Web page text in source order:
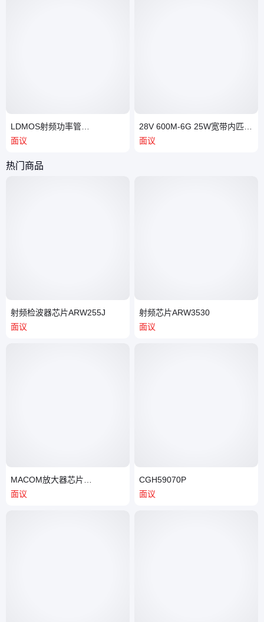
LDMOS射频功率管
HTN8G27S010P
面议
28V 600M-6G 25W宽带内匹配
射频功率管 UM0660-25M
面议
热门商品
射频检波器芯片ARW255J
面议
MACOM放大器芯片
CG2H80120D-GP4
面议
射频芯片ARW3530
面议
CGH59070P
面议